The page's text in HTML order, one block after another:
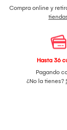
Compra online y
Hasta 36
Pagando
¿No la tienes?